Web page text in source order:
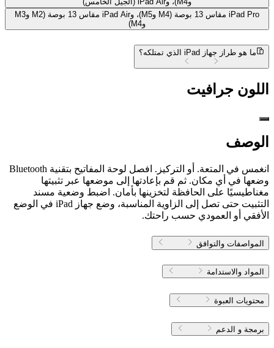
‎iPad Pro‏ مقاس 13 بوصة (‎M4‏‏ و‎M5)، و‎iPad Air‏ مقاس 13 بوصة (‎M2 وM3
وM4‏)
ما هو طراز جهاز iPad الذي تمتلكه؟
اللون جرافيت
الوصف
وضعها في أي مكان. ثم قم بإعادتها إلى موضعها عبر تثبيتها
مغناطيسيًا على الحافظة لتخزينها بأمان. اضبط وضعية مسند
التثبيت حتى تصل إلى الزاوية المناسبة، وضع جهاز ‎iPad‏ في الوضع
الأفقي أو العمودي حسب راحتك.
المواصفات والتوافق
المواد والاستدامة
محتويات العبوة
برمجة و الدعم